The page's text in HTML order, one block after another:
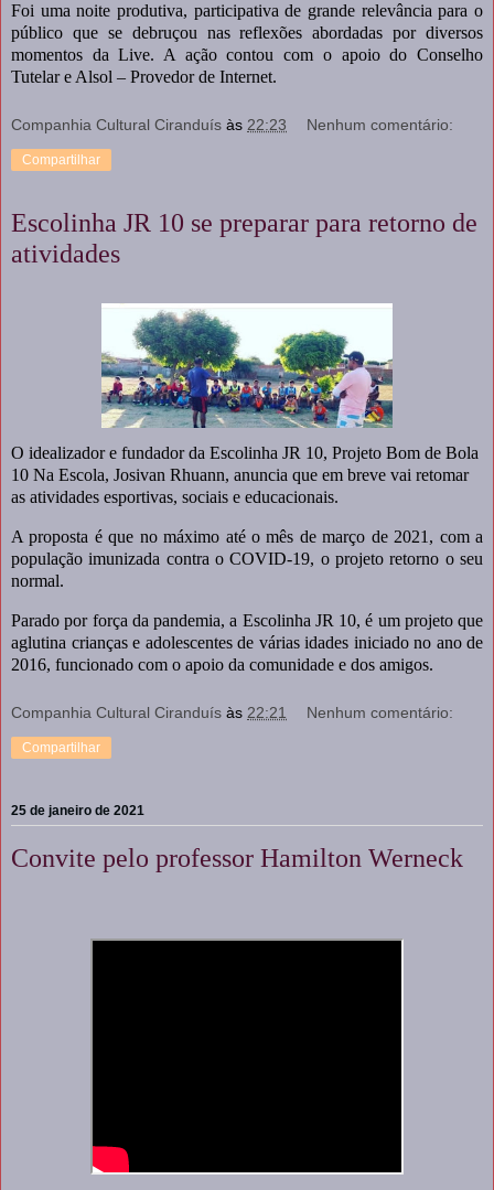
Foi uma noite produtiva, participativa de grande relevância para o
público que se debruçou nas reflexões abordadas por diversos
momentos da Live. A ação contou com o apoio do Conselho
Tutelar e Alsol – Provedor de Internet.
Companhia Cultural Ciranduís às 22:23 Nenhum comentário:
Compartilhar
Escolinha JR 10 se preparar para retorno de
atividades
O idealizador e fundador da Escolinha JR 10, Projeto Bom de Bola
10 Na Escola, Josivan Rhuann, anuncia que em breve vai retomar
as atividades esportivas, sociais e educacionais.
A proposta é que no máximo até o mês de março de 2021, com a
população imunizada contra o COVID-19, o projeto retorno o seu
normal.
Parado por força da pandemia, a Escolinha JR 10, é um projeto que
aglutina crianças e adolescentes de várias idades iniciado no ano de
2016, funcionado com o apoio da comunidade e dos amigos.
Companhia Cultural Ciranduís às 22:21 Nenhum comentário:
Compartilhar
25 de janeiro de 2021
Convite pelo professor Hamilton Werneck